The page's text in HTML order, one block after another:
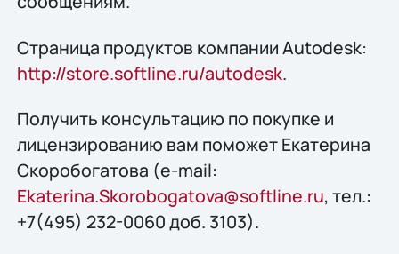
Страница продуктов компании Autodesk:
http://store.softline.ru/autodesk.
Получить консультацию по покупке и
лицензированию вам поможет Екатерина
Скоробогатова (e-mail:
Ekaterina.Skorobogatova@softline.ru, тел.:
+7(495) 232-0060 доб. 3103).